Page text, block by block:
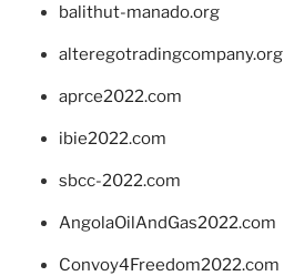
balithut-manado.org
alteregotradingcompany.org
aprce2022.com
ibie2022.com
sbcc-2022.com
AngolaOilAndGas2022.com
Convoy4Freedom2022.com